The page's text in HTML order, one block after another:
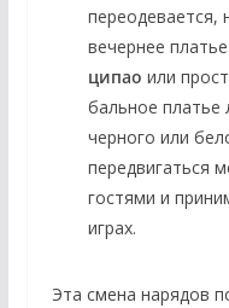
переодевается,
вечернее
ципао или
бальное платье
черного или
передвигаться
гостями и
играх.
Эта смена нарядов